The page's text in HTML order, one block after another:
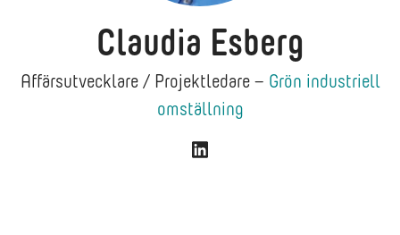
Claudia Esberg
Affärsutvecklare / Projektledare – Grön industriell
omställning